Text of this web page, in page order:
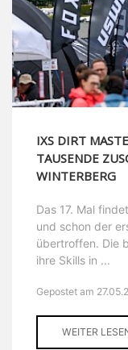
IXS DIRT
TAUSENDE
WINTERBERG
Das 17. Mal
und schon der
übertroffen. Die
ihre Skills in ...
Gepostet am
WEITER